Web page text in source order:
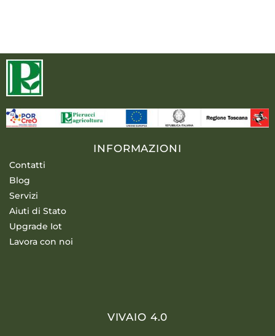
INFORMAZIONI
Contatti
Blog
Servizi
Aiuti di Stato
Upgrade Iot
Lavora con noi
VIVAIO 4.0